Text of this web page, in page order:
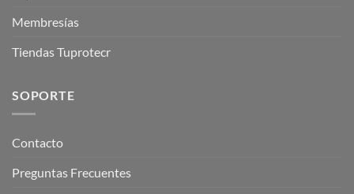
Membresías
Tiendas Tuprotecr
SOPORTE
Contacto
Preguntas Frecuentes